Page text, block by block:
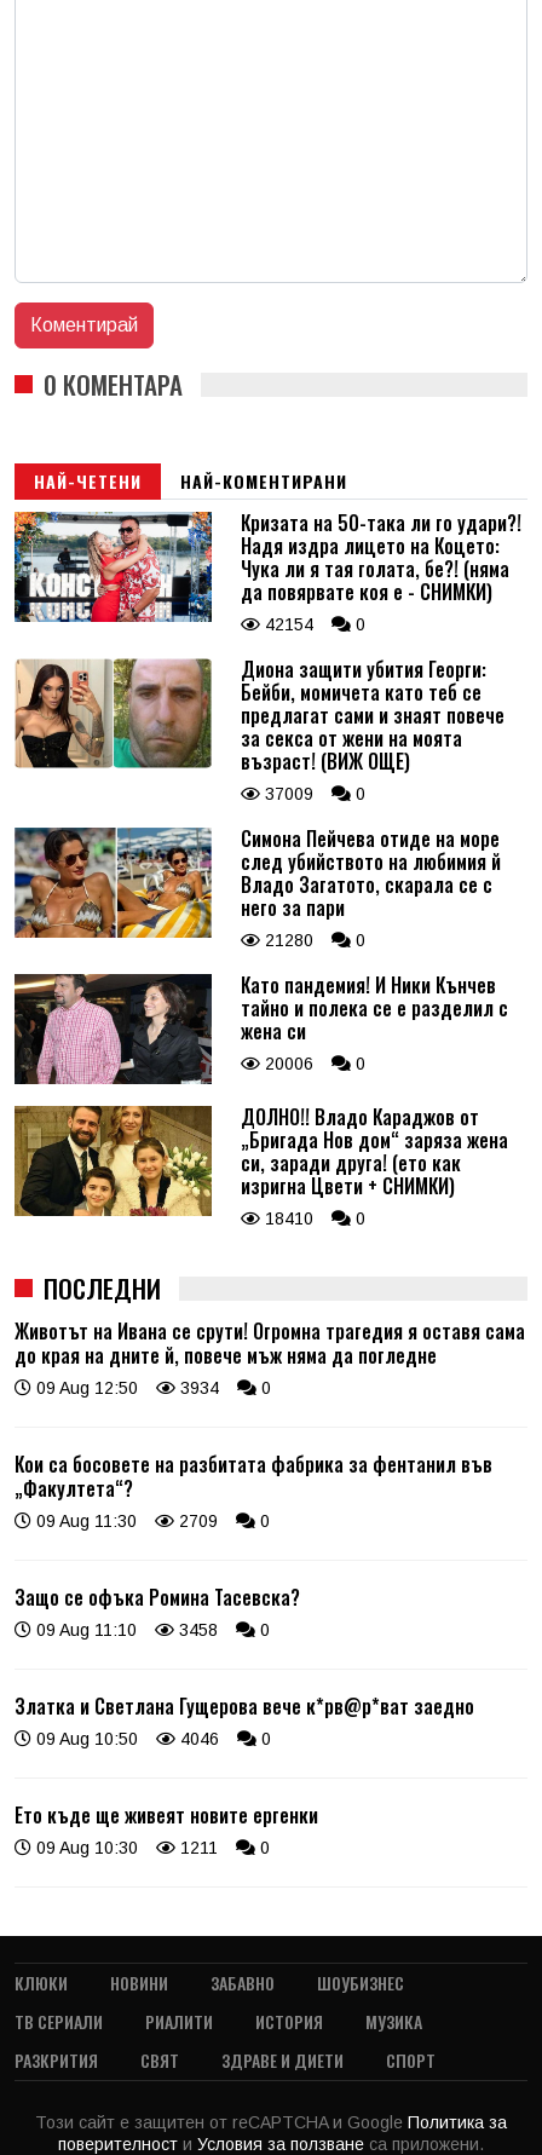
0 КОМЕНТАРА
НАЙ-ЧЕТЕНИ НАЙ-КОМЕНТИРАНИ
Кризата на 50-така ли го удари?!
Надя издра лицето на Коцето:
Чука ли я тая голата, бе?! (няма
да повярвате коя е - СНИМКИ)
42154 0
Диона защити убития Георги:
Бейби, момичета като теб се
предлагат сами и знаят повече
за секса от жени на моята
възраст! (ВИЖ ОЩЕ)
37009 0
Симона Пейчева отиде на море
след убийството на любимия й
Владо Загатото, скарала се с
него за пари
21280 0
Като пандемия! И Ники Кънчев
тайно и полека се е разделил с
жена си
20006 0
ДОЛНО!! Владо Караджов от
„Бригада Нов дом“ заряза жена
си, заради друга! (ето как
изригна Цвети + СНИМКИ)
18410 0
ПОСЛЕДНИ
Животът на Ивана се срути! Огромна трагедия я оставя сама
до края на дните й, повече мъж няма да погледне
09 Aug 12:50 3934 0
Кои са босовете на разбитата фабрика за фентанил във
„Факултета“?
09 Aug 11:30 2709 0
Защо се офъка Ромина Тасевска?
09 Aug 11:10 3458 0
Златка и Светлана Гущерова вече к*рв@р*ват заедно
09 Aug 10:50 4046 0
Ето къде ще живеят новите ергенки
09 Aug 10:30 1211 0
КЛЮКИ НОВИНИ ЗАБАВНО
ШОУБИЗНЕС
ТВ СЕРИАЛИ
РИАЛИТИ ИСТОРИЯ
МУЗИКА
РАЗКРИТИЯ
СВЯТ ЗДРАВЕ И ДИЕТИ СПОРТ
Този сайт е защитен от reCAPTCHA и Google Политика за
поверителност и Условия за ползване са приложени.